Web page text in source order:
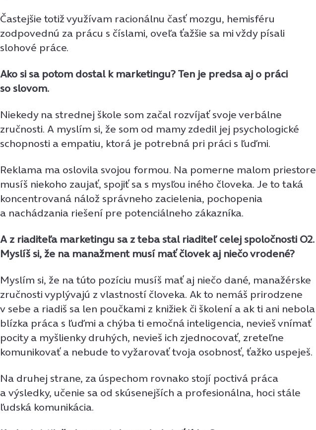
Častejšie totiž využívam racionálnu časť mozgu, hemisféru
zodpovednú za prácu s číslami, oveľa ťažšie sa mi vždy písali
slohové práce.
Ako si sa potom dostal k marketingu? Ten je predsa aj o práci
so slovom.
Niekedy na strednej škole som začal rozvíjať svoje verbálne
zručnosti. A myslím si, že som od mamy zdedil jej psychologické
schopnosti a empatiu, ktorá je potrebná pri práci s ľuďmi.
Reklama ma oslovila svojou formou. Na pomerne malom priestore
musíš niekoho zaujať, spojiť sa s mysľou iného človeka. Je to taká
koncentrovaná nálož správneho zacielenia, pochopenia
a nachádzania riešení pre potenciálneho zákazníka.
A z riaditeľa marketingu sa z teba stal riaditeľ celej spoločnosti O2.
Myslíš si, že na manažment musí mať človek aj niečo vrodené?
Myslím si, že na túto pozíciu musíš mať aj niečo dané, manažérske
zručnosti vyplývajú z vlastností človeka. Ak to nemáš prirodzene
v sebe a riadiš sa len poučkami z knižiek či školení a ak ti ani nebola
blízka práca s ľuďmi a chýba ti emočná inteligencia, nevieš vnímať
pocity a myšlienky druhých, nevieš ich zjednocovať, zreteľne
komunikovať a nebude to vyžarovať tvoja osobnosť, ťažko uspeješ.
Na druhej strane, za úspechom rovnako stojí poctivá práca
a výsledky, učenie sa od skúsenejších a profesionálna, hoci stále
ľudská komunikácia.